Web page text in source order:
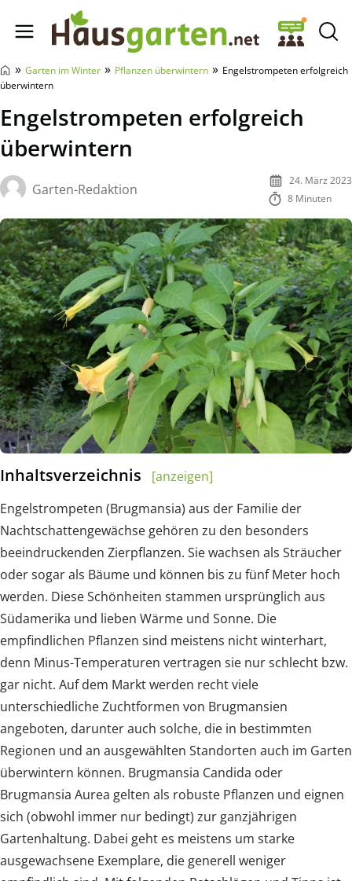
Hausgarten.net
» Garten im Winter » Pflanzen überwintern » Engelstrompeten erfolgreich
überwintern
Engelstrompeten erfolgreich
überwintern
Garten-Redaktion
24. März 2023
8 Minuten
Inhaltsverzeichnis
[anzeigen]
Engelstrompeten (Brugmansia) aus der Familie der
Nachtschattengewächse gehören zu den besonders
beeindruckenden Zierpflanzen. Sie wachsen als Sträucher
oder sogar als Bäume und können bis zu fünf Meter hoch
werden. Diese Schönheiten stammen ursprünglich aus
Südamerika und lieben Wärme und Sonne. Die
empfindlichen Pflanzen sind meistens nicht winterhart,
denn Minus-Temperaturen vertragen sie nur schlecht bzw.
gar nicht. Auf dem Markt werden recht viele
unterschiedliche Zuchtformen von Brugmansien
angeboten, darunter auch solche, die in bestimmten
Regionen und an ausgewählten Standorten auch im Garten
überwintern können. Brugmansia Candida oder
Brugmansia Aurea gelten als robuste Pflanzen und eignen
sich (obwohl immer nur bedingt) zur ganzjährigen
Gartenhaltung. Dabei geht es meistens um starke
ausgewachsene Exemplare, die generell weniger